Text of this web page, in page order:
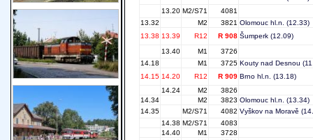
13.20 M2/S71
4081
13.32
M2 3821 Olomouc hl.n. (12.33)
13.38 13.39 R12 R 908 Šumperk (12.09)
13.40
M1
3726
14.18
M1 3725 Kouty nad Desnou
14.15 14.20 R12 R 909 Brno hl.n. (13.18)
14.24
M2
3826
14.34
M2 3823 Olomouc hl.n. (13.34)
14.35
M2/S71 4082 Vyškov na Moravě
14.38 M2/S71
4083
14.40
M1
3728